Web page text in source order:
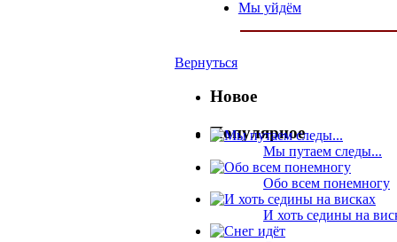
Мы уйдём
Вернуться
Новое
Популярное
Мы путаем следы...
Обо всем понемногу
И хоть седины на